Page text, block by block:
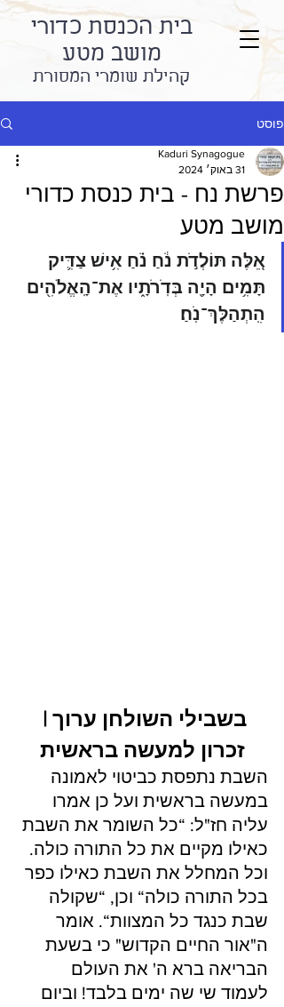
בית הכנסת כדורי
מושב מטע
קהילת שומרי המסורת
פוסט
פרשת נח - בית כנסת כדורי
מושב מטע
Kaduri Synagogue
31 באוק׳ 2024
אֵ֚לֶּה תּוֹלְדֹ֣ת נֹ֔חַ נֹ֗חַ אִ֥ישׁ צַדִּ֛יק
תָּמִ֥ים הָיָ֖ה בְּדֹֽרֹתָ֑יו אֶת־הָֽאֱלֹהִ֖ים
הִֽתְהַלֶּךְ־נֹֽחַ׃
בשבילי השולחן ערוך |
זכרון למעשה בראשית
השבת נתפסת כביטוי לאמונה
במעשה בראשית ועל כן אמרו
עליה חז"ל: “כל השומר את השבת
כאילו מקיים את כל התורה כולה.
וכל המחלל את השבת כאילו כפר
בכל התורה כולה“ וכן, “שקולה
שבת כנגד כל המצוות“. אומר
ה"אור החיים הקדוש" כי בשעת
הבריאה ברא ה' את העולם
לעמוד שי שה ימים בלבד! וביום